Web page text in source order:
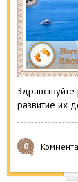
развитие их
0